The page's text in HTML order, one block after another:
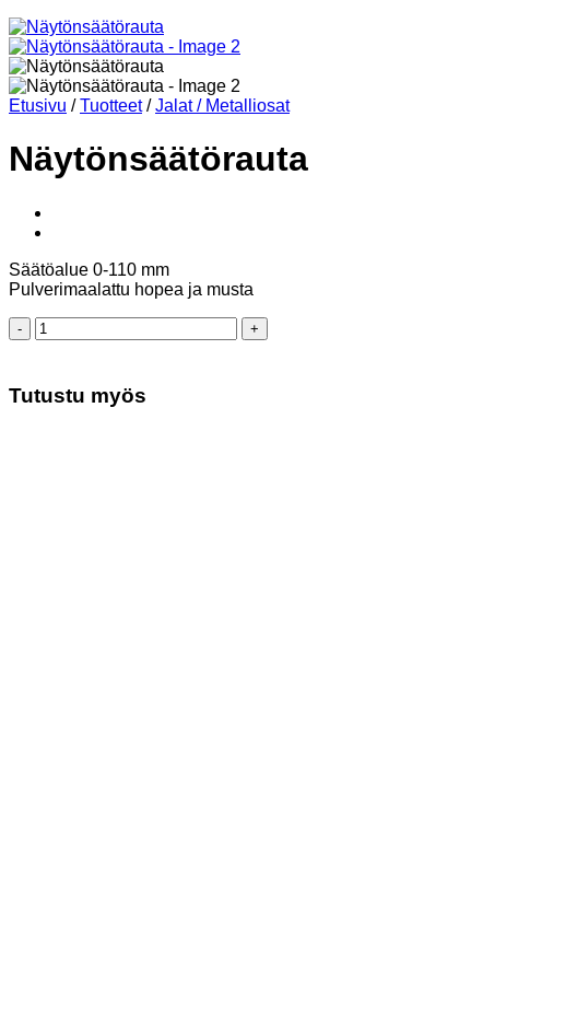
Etusivu / Tuotteet / Jalat / Metalliosat
Näytönsäätörauta
Säätöalue 0-110 mm
Pulverimaalattu hopea ja musta
Näytönsäätörauta
määrä
Tutustu myös